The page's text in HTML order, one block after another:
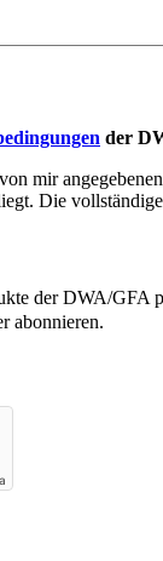
der
mir
Die
der DWA/
abonnieren.